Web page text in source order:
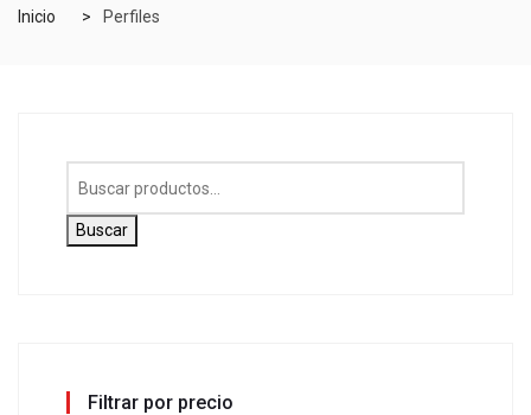
Inicio Perfiles
Buscar
Filtrar por precio